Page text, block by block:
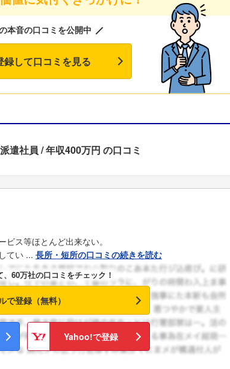
本音の口コミを公開中
録して口コミを見る
派遣社員 年収400万円 の口コミ
ス等ほとんど出来ない。
てい ... 長所・短所の口コミの続きを読む
、60万社の口コミをチェック！
で登録（無料）
Yahoo!で登録